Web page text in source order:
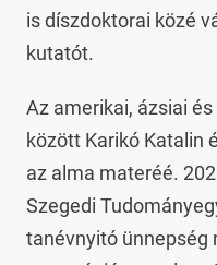
is díszdoktorai közé
kutatót.
Az amerikai, ázsiai
között Karikó Katalin
az alma materéé.
Szegedi
tanévnyitó ünnepség